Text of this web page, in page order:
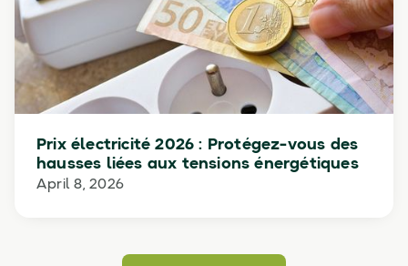
Prix électricité 2026 : Protégez-vous des
hausses liées aux tensions énergétiques
April 8, 2026